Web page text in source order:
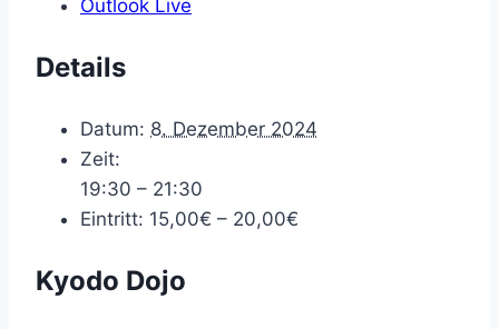
Outlook Live
Details
Datum: 8. Dezember 2024
Zeit:
19:30 – 21:30
Eintritt: 15,00€ – 20,00€
Kyodo Dojo